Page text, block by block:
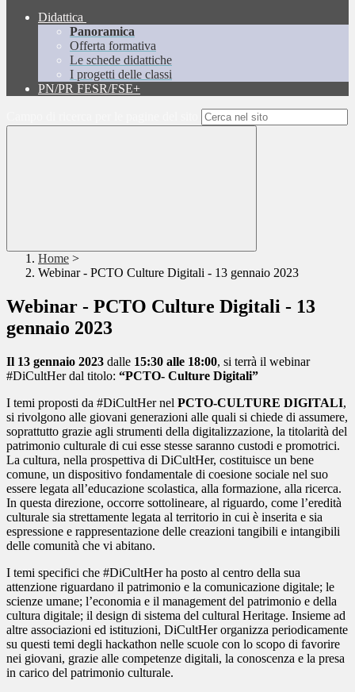
Didattica
Panoramica
Offerta formativa
Le schede didattiche
I progetti delle classi
PN/PR FESR/FSE+
Home >
Webinar - PCTO Culture Digitali - 13 gennaio 2023
Webinar - PCTO Culture Digitali - 13
gennaio 2023
Il 13 gennaio 2023 dalle 15:30 alle 18:00, si terrà il webinar
#DiCultHer dal titolo: “PCTO- Culture Digitali”
I temi proposti da #DiCultHer nel PCTO-CULTURE DIGITALI,
si rivolgono alle giovani generazioni alle quali si chiede di assumere,
soprattutto grazie agli strumenti della digitalizzazione, la titolarità del
patrimonio culturale di cui esse stesse saranno custodi e promotrici.
La cultura, nella prospettiva di DiCultHer, costituisce un bene
comune, un dispositivo fondamentale di coesione sociale nel suo
essere legata all’educazione scolastica, alla formazione, alla ricerca.
In questa direzione, occorre sottolineare, al riguardo, come l’eredità
culturale sia strettamente legata al territorio in cui è inserita e sia
espressione e rappresentazione delle creazioni tangibili e intangibili
delle comunità che vi abitano.
I temi specifici che #DiCultHer ha posto al centro della sua
attenzione riguardano il patrimonio e la comunicazione digitale; le
scienze umane; l’economia e il management del patrimonio e della
cultura digitale; il design di sistema del cultural Heritage. Insieme ad
altre associazioni ed istituzioni, DiCultHer organizza periodicamente
su questi temi degli hackathon nelle scuole con lo scopo di favorire
nei giovani, grazie alle competenze digitali, la conoscenza e la presa
in carico del patrimonio culturale.